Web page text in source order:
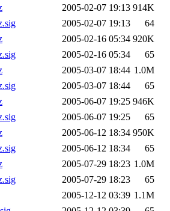
2005-02-07 19:13 914K
2005-02-07 19:13
64
2005-02-16 05:34 920K
2005-02-16 05:34
65
2005-03-07 18:44 1.0M
2005-03-07 18:44
65
2005-06-07 19:25 946K
2005-06-07 19:25
65
2005-06-12 18:34 950K
2005-06-12 18:34
65
2005-07-29 18:23 1.0M
2005-07-29 18:23
65
2005-12-12 03:39 1.1M